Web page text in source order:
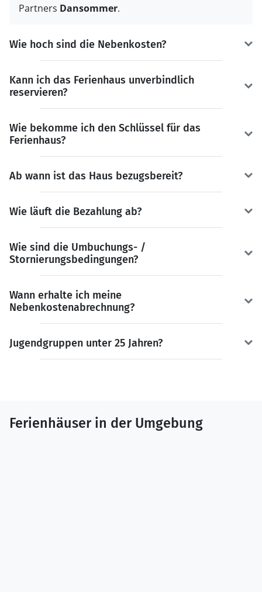
Partners Dansommer.
Wie hoch sind die Nebenkosten?
Kann ich das Ferienhaus unverbindlich
reservieren?
Wie bekomme ich den Schlüssel für das
Ferienhaus?
Ab wann ist das Haus bezugsbereit?
Wie läuft die Bezahlung ab?
Wie sind die Umbuchungs- /
Stornierungsbedingungen?
Wann erhalte ich meine
Nebenkostenabrechnung?
Jugendgruppen unter 25 Jahren?
Ferienhäuser in der Umgebung